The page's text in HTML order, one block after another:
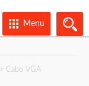
Menu
Cabo VGA